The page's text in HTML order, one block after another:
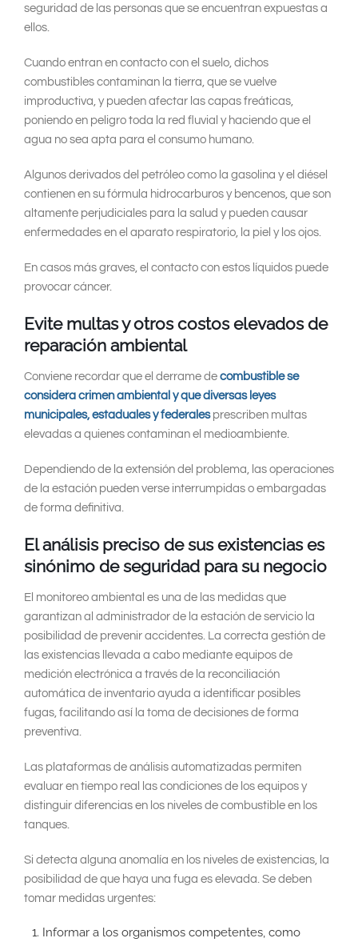
seguridad de las personas que se encuentran expuestas a
ellos.
Cuando entran en contacto con el suelo, dichos
combustibles contaminan la tierra, que se vuelve
improductiva, y pueden afectar las capas freáticas,
poniendo en peligro toda la red fluvial y haciendo que el
agua no sea apta para el consumo humano.
Algunos derivados del petróleo como la gasolina y el diésel
contienen en su fórmula hidrocarburos y bencenos, que son
altamente perjudiciales para la salud y pueden causar
enfermedades en el aparato respiratorio, la piel y los ojos.
En casos más graves, el contacto con estos líquidos puede
provocar cáncer.
Evite multas y otros costos elevados de
reparación ambiental
Conviene recordar que el derrame de combustible se
considera crimen ambiental y que diversas leyes
municipales, estaduales y federalesprescriben multas
elevadas a quienes contaminan el medioambiente.
Dependiendo de la extensión del problema, las operaciones
de la estación pueden verse interrumpidas o embargadas
de forma definitiva.
El análisis preciso de sus existencias es
sinónimo de seguridad para su negocio
El monitoreo ambiental es una de las medidas que
garantizan al administrador de la estación de servicio la
posibilidad de prevenir accidentes. La correcta gestión de
las existencias llevada a cabo mediante equipos de
medición electrónica a través de la reconciliación
automática de inventario ayuda a identificar posibles
fugas, facilitando así la toma de decisiones de forma
preventiva.
Las plataformas de análisis automatizadas permiten
evaluar en tiempo real las condiciones de los equipos y
distinguir diferencias en los niveles de combustible en los
tanques.
Si detecta alguna anomalía en los niveles de existencias, la
posibilidad de que haya una fuga es elevada. Se deben
tomar medidas urgentes:
Informar a los organismos competentes, como